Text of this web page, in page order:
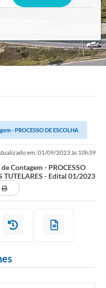
- PROCESSO DE ESCOLHA
em: 01/09/2023 às 10h39
Contagem - PROCESSO
TUTELARES - Edital 01/2023